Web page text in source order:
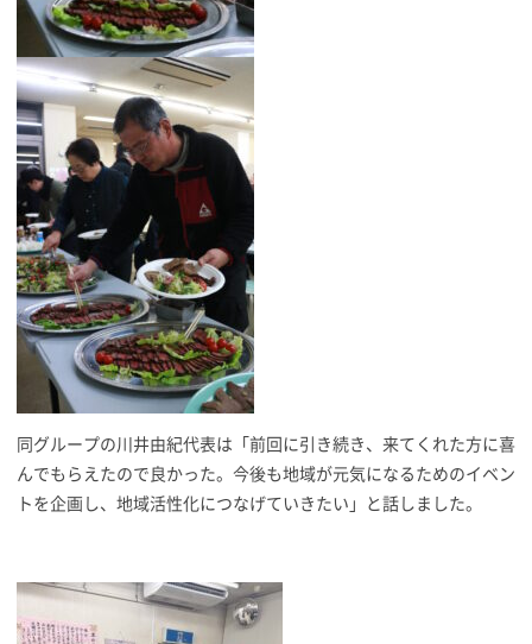
同グループの川井由紀代表は「前回に引き続き、来てくれた方に喜
んでもらえたので良かった。今後も地域が元気になるためのイベン
トを企画し、地域活性化につなげていきたい」と話しました。